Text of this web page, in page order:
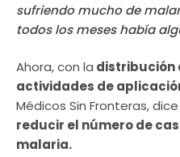
sufriendo mucho de
todos los meses había
Ahora, con la distribución
actividades de
Médicos Sin Fronteras,
reducir el número de
malaria.